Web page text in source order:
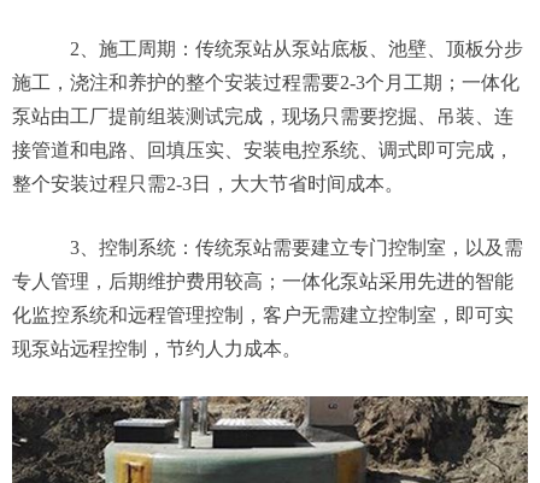
2、施工周期：传统泵站从泵站底板、池壁、顶板分步
施工，浇注和养护的整个安装过程需要2-3个月工期；一体化
泵站由工厂提前组装测试完成，现场只需要挖掘、吊装、连
接管道和电路、回填压实、安装电控系统、调式即可完成，
整个安装过程只需2-3日，大大节省时间成本。
3、控制系统：传统泵站需要建立专门控制室，以及需
专人管理，后期维护费用较高；一体化泵站采用先进的智能
化监控系统和远程管理控制，客户无需建立控制室，即可实
现泵站远程控制，节约人力成本。